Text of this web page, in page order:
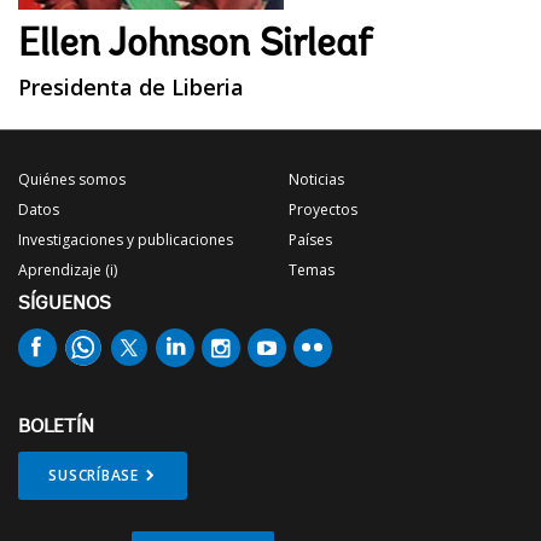
Ellen Johnson Sirleaf
Presidenta de Liberia
Quiénes somos
Datos
Investigaciones y publicaciones
Aprendizaje (i)
Noticias
Proyectos
Países
Temas
SÍGUENOS
BOLETÍN
SUSCRÍBASE